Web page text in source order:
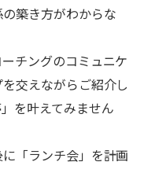
築き方がわからな
チングのコミュニケ
交えながらご紹介し
を叶えてみません
「ランチ会」を計画